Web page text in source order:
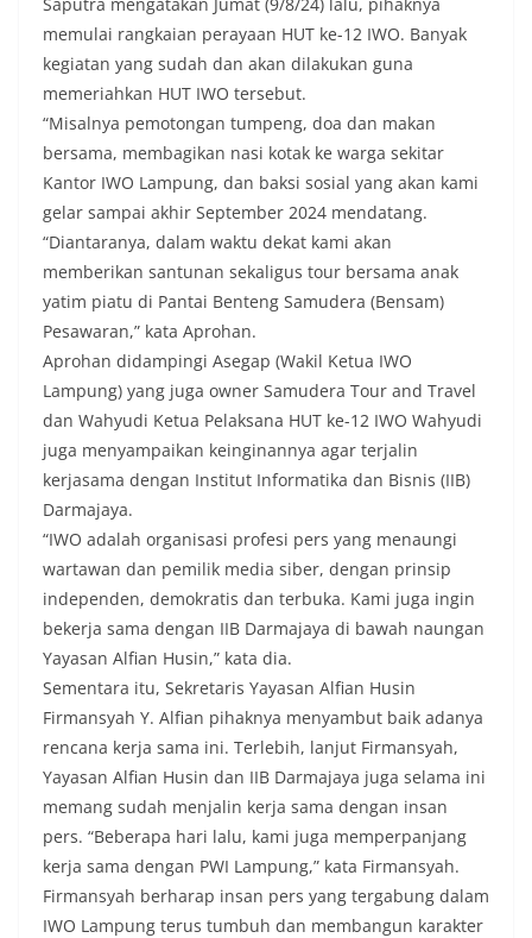
memulai rangkaian perayaan HUT ke-12 IWO. Banyak
kegiatan yang sudah dan akan dilakukan guna
memeriahkan HUT IWO tersebut.
“Misalnya pemotongan tumpeng, doa dan makan
bersama, membagikan nasi kotak ke warga sekitar
Kantor IWO Lampung, dan baksi sosial yang akan kami
gelar sampai akhir September 2024 mendatang.
“Diantaranya, dalam waktu dekat kami akan
memberikan santunan sekaligus tour bersama anak
yatim piatu di Pantai Benteng Samudera (Bensam)
Pesawaran,” kata Aprohan.
Aprohan didampingi Asegap (Wakil Ketua IWO
Lampung) yang juga owner Samudera Tour and Travel
dan Wahyudi Ketua Pelaksana HUT ke-12 IWO Wahyudi
juga menyampaikan keinginannya agar terjalin
kerjasama dengan Institut Informatika dan Bisnis (IIB)
Darmajaya.
“IWO adalah organisasi profesi pers yang menaungi
wartawan dan pemilik media siber, dengan prinsip
independen, demokratis dan terbuka. Kami juga ingin
bekerja sama dengan IIB Darmajaya di bawah naungan
Yayasan Alfian Husin,” kata dia.
Sementara itu, Sekretaris Yayasan Alfian Husin
Firmansyah Y. Alfian pihaknya menyambut baik adanya
rencana kerja sama ini. Terlebih, lanjut Firmansyah,
Yayasan Alfian Husin dan IIB Darmajaya juga selama ini
memang sudah menjalin kerja sama dengan insan
pers. “Beberapa hari lalu, kami juga memperpanjang
kerja sama dengan PWI Lampung,” kata Firmansyah.
Firmansyah berharap insan pers yang tergabung dalam
IWO Lampung terus tumbuh dan membangun karakter